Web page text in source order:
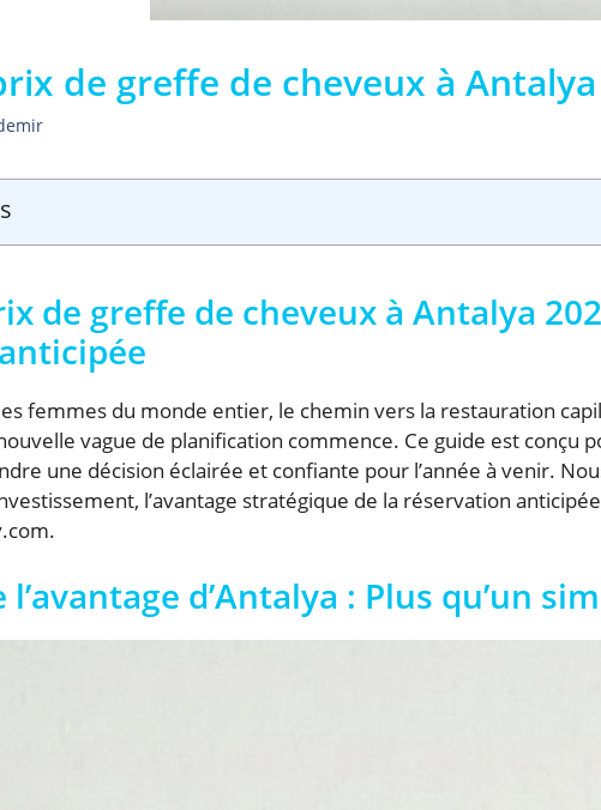
de greffe de cheveux à
de greffe de cheveux à Antalya
femmes du monde entier, le chemin vers la restauration
vague de planification commence. Ce guide est conçu
une décision éclairée et confiante pour l’année à venir.
l’avantage stratégique de la réservation
d’Antalya : Plus qu’un